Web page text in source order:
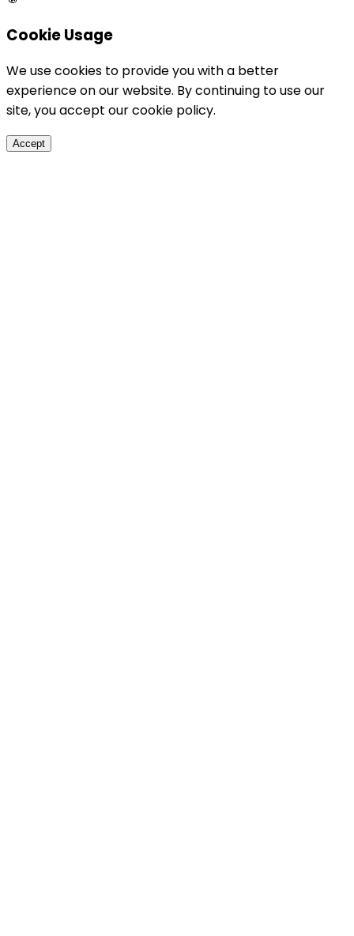
Cookie Usage
We use cookies to provide you with a better
experience on our website. By continuing to use our
site, you accept our cookie policy.
Accept